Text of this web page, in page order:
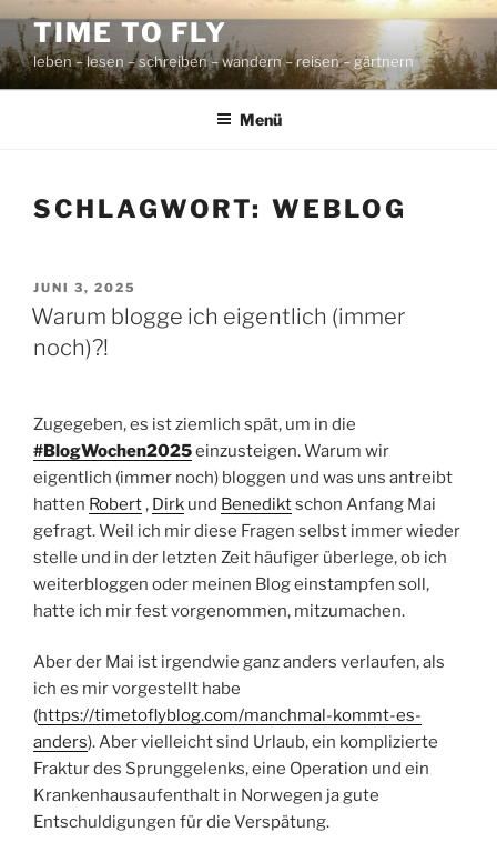
Zum
Inhalt
springen
TIME TO FLY
leben – lesen – schreiben – wandern – reisen – gärtnern
Menü
SCHLAGWORT: WEBLOG
VERÖFFENTLICHT
AM
JUNI 3, 2025
Warum blogge ich eigentlich (immer
noch)?!
Zugegeben, es ist ziemlich spät, um in die
#BlogWochen2025einzusteigen. Warum wir
eigentlich (immer noch) bloggen und was uns antreibt
hatten Robert, Dirk und Benediktschon Anfang Mai
gefragt. Weil ich mir diese Fragen selbst immer wieder
stelle und in der letzten Zeit häufiger überlege, ob ich
weiterbloggen oder meinen Blog einstampfen soll,
hatte ich mir fest vorgenommen, mitzumachen.
Aber der Mai ist irgendwie ganz anders verlaufen, als
ich es mir vorgestellt habe
(https://timetoflyblog.com/manchmal-kommt-es-
anders). Aber vielleicht sind Urlaub, ein komplizierte
Fraktur des Sprunggelenks, eine Operation und ein
Krankenhausaufenthalt in Norwegen ja gute
Entschuldigungen für die Verspätung.